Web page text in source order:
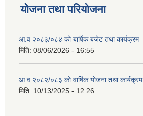
योजना तथा परियोजना
आ.व २०८३/०८४ को बार्षिक बजेट तथा कार्यक्रम
मिति: 08/06/2026 - 16:55
आ.व २०८२/०८३ को वार्षिक योजना तथा कार्यक्रम
मिति: 10/13/2025 - 12:26